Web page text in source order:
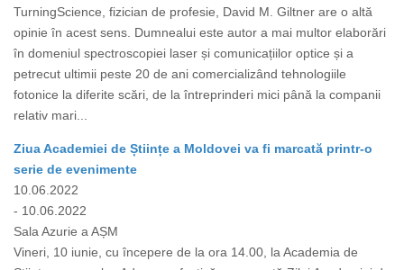
TurningScience, fizician de profesie, David M. Giltner are o altă
opinie în acest sens. Dumnealui este autor a mai multor elaborări
în domeniul spectroscopiei laser și comunicațiilor optice și a
petrecut ultimii peste 20 de ani comercializând tehnologiile
fotonice la diferite scări, de la întreprinderi mici până la companii
relativ mari...
Ziua Academiei de Științe a Moldovei va fi marcată printr-o
serie de evenimente
10.06.2022
- 10.06.2022
Sala Azurie a AȘM
Vineri, 10 iunie, cu începere de la ora 14.00, la Academia de